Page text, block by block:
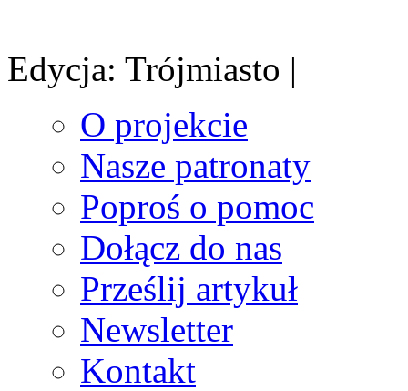
Edycja: Trójmiasto |
O projekcie
Nasze patronaty
Poproś o pomoc
Dołącz do nas
Prześlij artykuł
Newsletter
Kontakt